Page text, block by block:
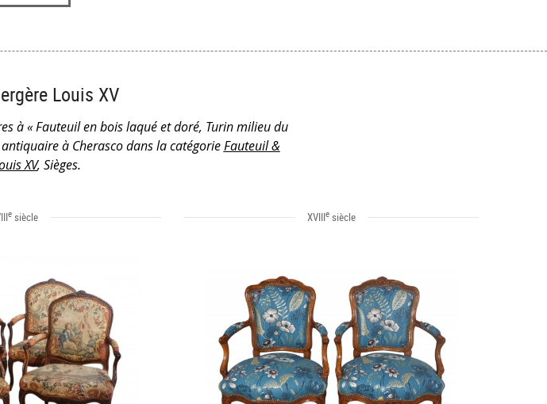
Louis XV
à « Fauteuil en bois laqué et doré, Turin milieu du
à Cherasco dans la catégorieFauteuil &
XV, Sièges.
esiècle XVIIIesiècle